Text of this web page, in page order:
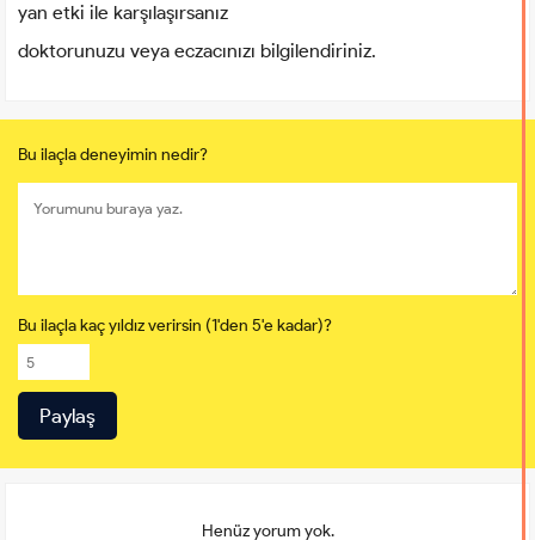
yan etki ile karşılaşırsanız
doktorunuzu veya eczacınızı bilgilendiriniz.
Bu ilaçla deneyimin nedir?
Bu ilaçla kaç yıldız verirsin (1'den 5'e kadar)?
Henüz yorum yok.